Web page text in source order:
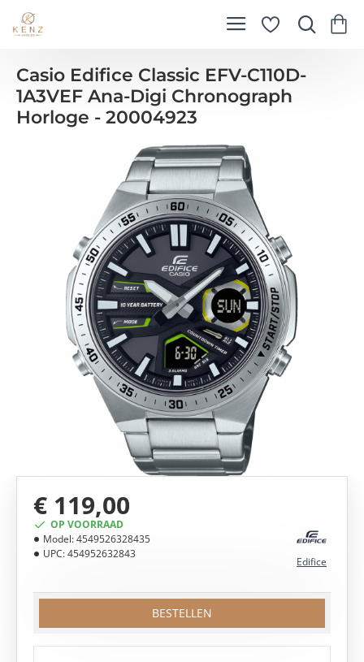
Casio Edifice Classic EFV-C110D-
1A3VEF Ana-Digi Chronograph
Horloge - 20004923
OP VOORRAAD
Model:4549526328435
UPC:454952632843
Edifice
€ 119,00
BESTELLEN